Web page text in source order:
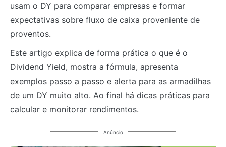
usam o DY para comparar empresas e formar
expectativas sobre fluxo de caixa proveniente de
proventos.
Este artigo explica de forma prática o que é o
Dividend Yield, mostra a fórmula, apresenta
exemplos passo a passo e alerta para as armadilhas
de um DY muito alto. Ao final há dicas práticas para
calcular e monitorar rendimentos.
Anúncio